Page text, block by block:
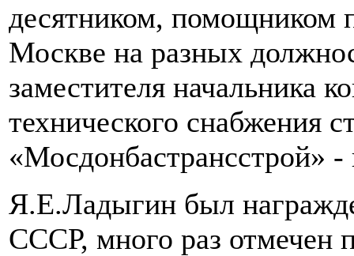
десятником, помощником
Москве на разных
заместителя начальника
технического снабжения
«Мосдонбастрансстрой»
Я.Е.Ладыгин был
СССР, много раз отмечен